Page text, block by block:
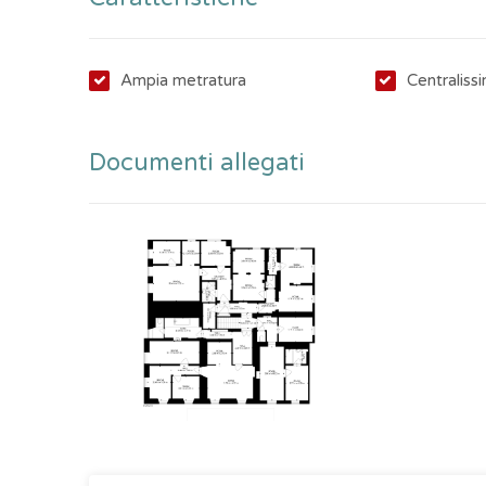
Ulteriore parcheggio nel retro dell'edificio con
Ampia metratura
Documenti allegati